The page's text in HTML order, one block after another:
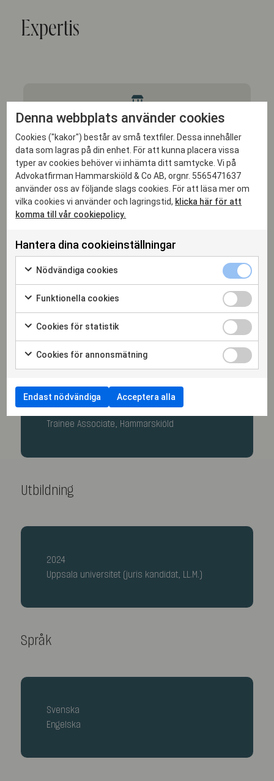
Expertis
ARBETSRÄTT
ALLMÄN BOLAGSRÄTT OCH KOMMERSIELLA AVTAL
Erfarenhet
2024
2022 - 2024
Trainee Associate, Hammarskiöld
Utbildning
2024
Uppsala universitet (juris kandidat, LL.M.)
Språk
Svenska
Engelska
Denna webbplats använder cookies
Cookies ("kakor") består av små textfiler. Dessa innehåller
data som lagras på din enhet. För att kunna placera vissa
typer av cookies behöver vi inhämta ditt samtycke. Vi på
Advokatfirman Hammarskiöld & Co AB, orgnr. 5565471637
använder oss av följande slags cookies. För att läsa mer om
vilka cookies vi använder och lagringstid, klicka här för att
komma till vår cookiepolicy.
Hantera dina cookieinställningar
Nödvändiga cookies
Funktionella cookies
Cookies för statistik
Cookies för annonsmätning
Endast nödvändiga Acceptera alla